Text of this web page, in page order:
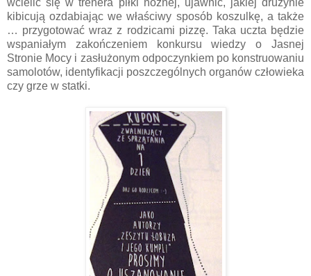
kibicują ozdabiając we właściwy sposób koszulkę, a także
… przygotować wraz z rodzicami pizzę. Taka uczta będzie
wspaniałym zakończeniem konkursu wiedzy o Jasnej
Stronie Mocy i zasłużonym odpoczynkiem po konstruowaniu
samolotów, identyfikacji poszczególnych organów człowieka
czy grze w statki.